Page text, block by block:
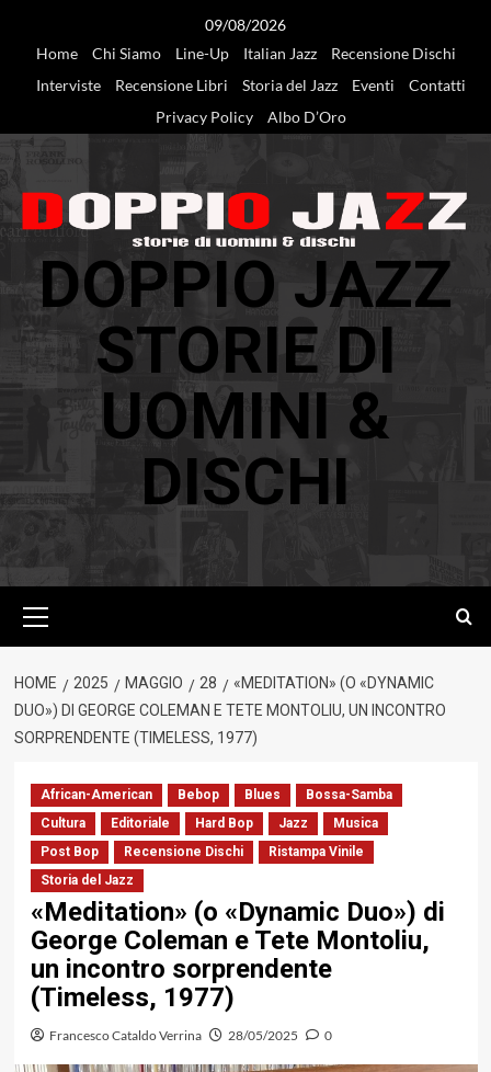
09/08/2026
Home
Chi Siamo Line-Up Italian Jazz
Recensione Dischi
Interviste
Recensione Libri Storia del Jazz Eventi
Contatti
Privacy Policy
Albo D’Oro
DOPPIO JAZZ
STORIE DI
UOMINI &
DISCHI
principale
HOME 2025 MAGGIO 28
«MEDITATION» (O «DYNAMIC
DUO») DI GEORGE COLEMAN E TETE MONTOLIU, UN INCONTRO
SORPRENDENTE (TIMELESS, 1977)
African-American Bebop Blues
Bossa-Samba
Cultura
Editoriale Hard Bop Jazz
Musica
Post Bop
Recensione Dischi
Ristampa Vinile
Storia del Jazz
«Meditation» (o «Dynamic Duo») di
George Coleman e Tete Montoliu,
un incontro sorprendente
(Timeless, 1977)
Francesco Cataldo Verrina 28/05/2025 0